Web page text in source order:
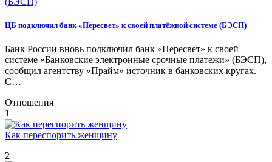
ЦБ подключил банк «Пересвет» к своей платёжной системе (БЭСП)
Банк России вновь подключил банк «Пересвет» к своей
системе «Банковские электронные срочные платежи» (БЭСП),
сообщил агентству «Прайм» источник в банковских кругах.
С…
Отношения
1
Как переспорить женщину
2